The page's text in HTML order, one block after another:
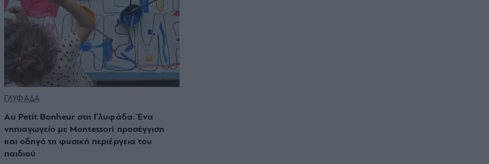
ΓΛΥΦΑΔΑ
Au Petit Bonheur στη Γλυφάδα: Ένα
νηπιαγωγείο με Montessori προσέγγιση
και οδηγό τη φυσική περιέργεια του
παιδιού